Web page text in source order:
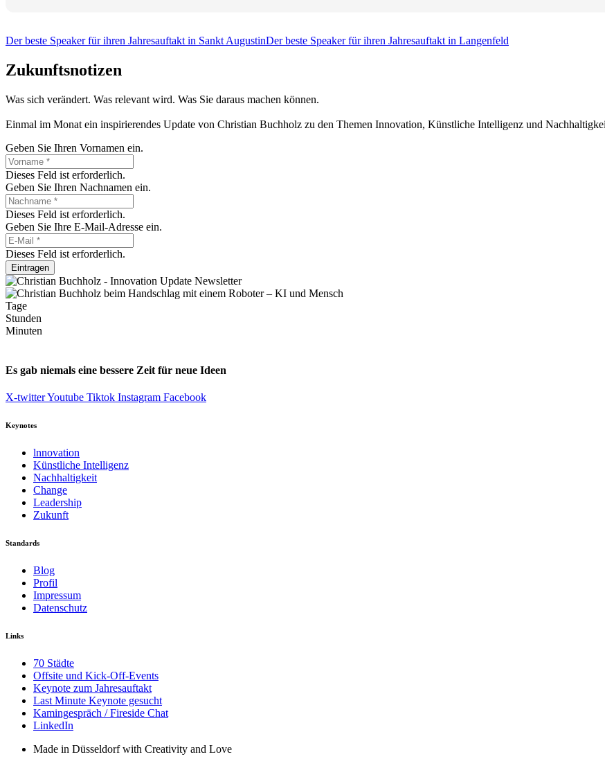
Der beste Speaker für ihren Jahresauftakt in Sankt AugustinDer beste Speaker für ihren Jahresauftakt in Langenfeld
Zukunftsnotizen
Was sich verändert. Was relevant wird. Was Sie daraus machen können.
Einmal im Monat ein inspirierendes Update von Christian Buchholz zu den Themen Innovation, Künstliche Intelligenz und
Geben Sie Ihren Vornamen ein.
Dieses Feld ist erforderlich.
Geben Sie Ihren Nachnamen ein.
Dieses Feld ist erforderlich.
Geben Sie Ihre E-Mail-Adresse ein.
Dieses Feld ist erforderlich.
Eintragen
Tage
Stunden
Minuten
Es gab niemals eine bessere Zeit für neue Ideen
X-twitterYoutube Tiktok Instagram Facebook
Keynotes
lnnovation
Künstliche Intelligenz
Nachhaltigkeit
Change
Leadership
Zukunft
Standards
Blog
Profil
Impressum
Datenschutz
Links
70 Städte
Offsite und Kick-Off-Events
Keynote zum Jahresauftakt
Last Minute Keynote gesucht
Kamingespräch / Fireside Chat
LinkedIn
Made in Düsseldorf with Creativity and Love